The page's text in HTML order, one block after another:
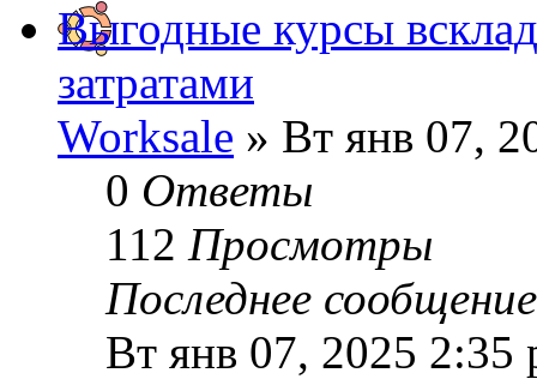
Выгодные курсы
затратами
Worksale » Вт янв 07,
0 Ответы
112 Просмотры
Последнее
Вт янв 07, 2025 2:35